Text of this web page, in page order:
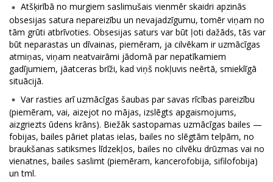
Atšķirībā no murgiem saslimušais vienmēr skaidri apzinās
obsesijas satura nepareizību un nevajadzīgumu, tomēr viņam no
tām grūti atbrīvoties. Obsesijas saturs var būt ļoti dažāds, tās var
būt neparastas un dīvainas, piemēram, ja cilvēkam ir uzmācīgas
atmiņas, viņam neatvairāmi jādomā par nepatīkamiem
gadījumiem, jāatceras brīži, kad viņš nokļuvis neērtā, smieklīgā
situācijā.
Var rasties arī uzmācīgas šaubas par savas rīcības pareizību
(piemēram, vai, aizejot no mājas, izslēgts apgaismojums,
aizgriezts ūdens krāns). Biežāk sastopamas uzmācīgas bailes —
fobijas, bailes pāriet platas ielas, bailes no slēgtām telpām, no
braukšanas satiksmes līdzekļos, bailes no cilvēku drūzmas vai no
vienatnes, bailes saslimt (piemēram, kancerofobija, sifilofobija)
un tml.